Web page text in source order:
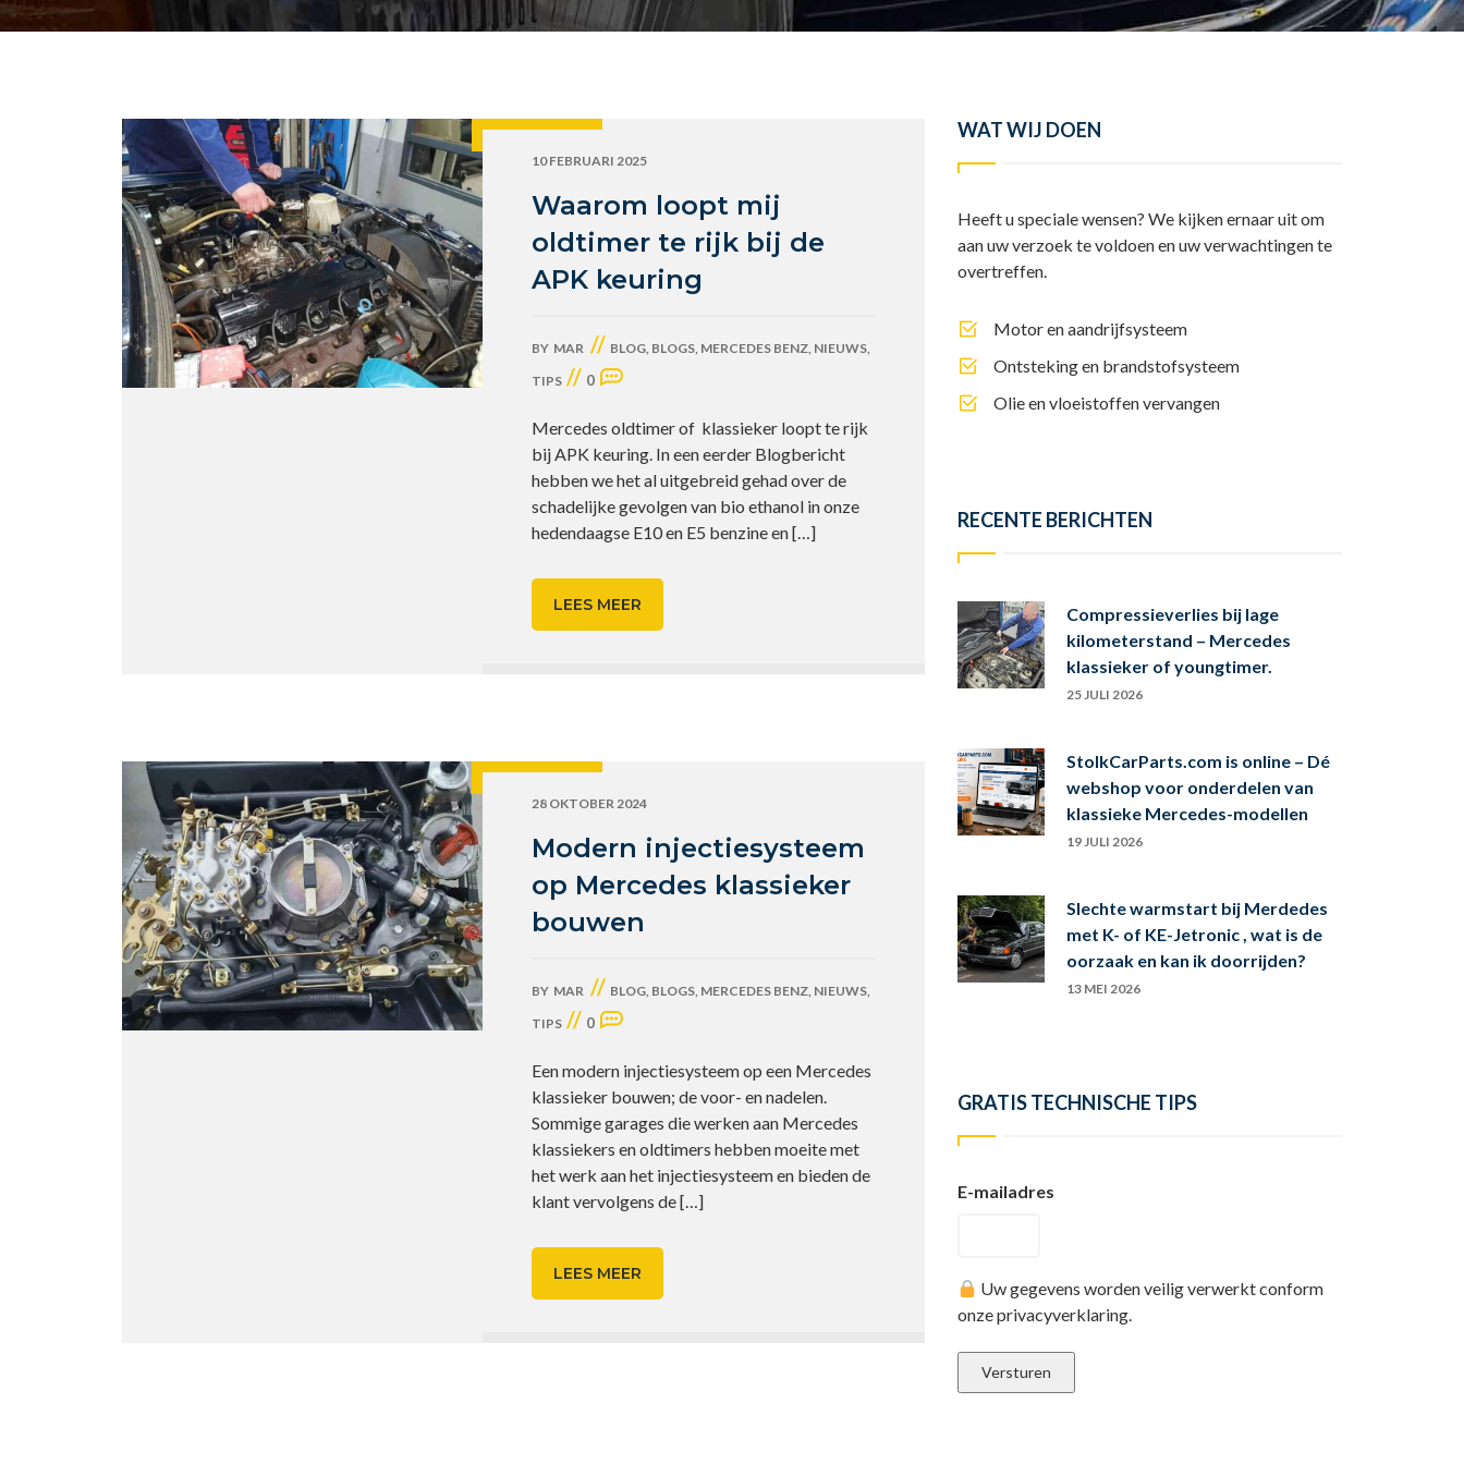
10 FEBRUARI 2025
Waarom loopt mij
oldtimer te rijk bij de
APK keuring
BY MAR // BLOG, BLOGS, MERCEDES BENZ, NIEUWS,
TIPS // 0
Mercedes oldtimer of klassieker loopt te rijk
bij APK keuring. In een eerder Blogbericht
hebben we het al uitgebreid gehad over de
schadelijke gevolgen van bio ethanol in onze
hedendaagse E10 en E5 benzine en[…]
LEES MEER
28 OKTOBER 2024
Modern injectiesysteem
op Mercedes klassieker
bouwen
BY MAR // BLOG, BLOGS, MERCEDES BENZ, NIEUWS,
TIPS // 0
Een modern injectiesysteem op een Mercedes
klassieker bouwen; de voor- en nadelen.
Sommige garages die werken aan Mercedes
klassiekers en oldtimers hebben moeite met
het werk aan het injectiesysteem en bieden de
klant vervolgens de[…]
LEES MEER
WAT WIJ DOEN
Heeft u speciale wensen? We kijken ernaar uit om
aan uw verzoek te voldoen en uw verwachtingen te
overtreffen.
Motor en aandrijfsysteem
Ontsteking en brandstofsysteem
Olie en vloeistoffen vervangen
RECENTE BERICHTEN
Compressieverlies bij lage
kilometerstand – Mercedes
klassieker of youngtimer.
25 JULI 2026
StolkCarParts.com is online – Dé
webshop voor onderdelen van
klassieke Mercedes-modellen
19 JULI 2026
Slechte warmstart bij Merdedes
met K- of KE-Jetronic , wat is de
oorzaak en kan ik doorrijden?
13 MEI 2026
GRATIS TECHNISCHE TIPS
E-mailadres
Uw gegevens worden veilig verwerkt conform
onze privacyverklaring.
I
A
L
l